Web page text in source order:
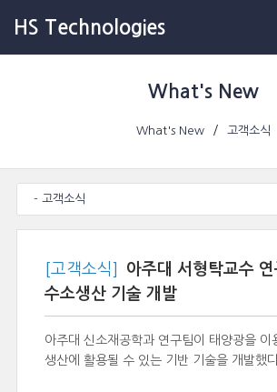
HS Technologies
What's New
What's New 고객소식
- 고객소식
[고객소식]
아주대 서형탁교수
수소생산 기술 개발
아주대 신소재공학과 연구팀이 태양광을 이
생산에 활용될 수 있는 기반 기술을 개발했